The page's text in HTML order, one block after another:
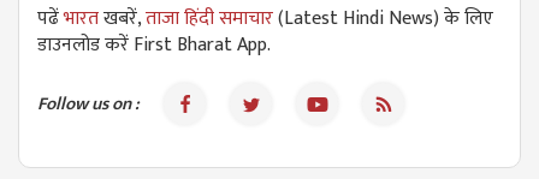
पढेंभारतखबरें,ताजा हिंदी समाचार(Latest Hindi News) के लिए
डाउनलोड करें First Bharat App.
Follow us on :